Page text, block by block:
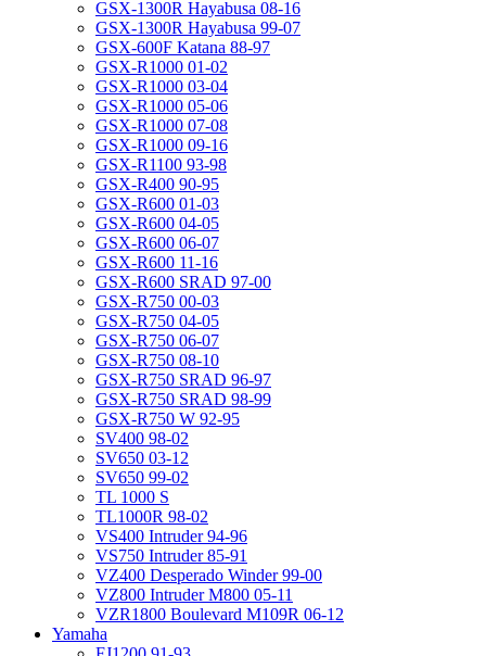
GSX-1300R Hayabusa 08-16
GSX-1300R Hayabusa 99-07
GSX-600F Katana 88-97
GSX-R1000 01-02
GSX-R1000 03-04
GSX-R1000 05-06
GSX-R1000 07-08
GSX-R1000 09-16
GSX-R1100 93-98
GSX-R400 90-95
GSX-R600 01-03
GSX-R600 04-05
GSX-R600 06-07
GSX-R600 11-16
GSX-R600 SRAD 97-00
GSX-R750 00-03
GSX-R750 04-05
GSX-R750 06-07
GSX-R750 08-10
GSX-R750 SRAD 96-97
GSX-R750 SRAD 98-99
GSX-R750 W 92-95
SV400 98-02
SV650 03-12
SV650 99-02
TL 1000 S
TL1000R 98-02
VS400 Intruder 94-96
VS750 Intruder 85-91
VZ400 Desperado Winder 99-00
VZ800 Intruder M800 05-11
VZR1800 Boulevard M109R 06-12
Yamaha